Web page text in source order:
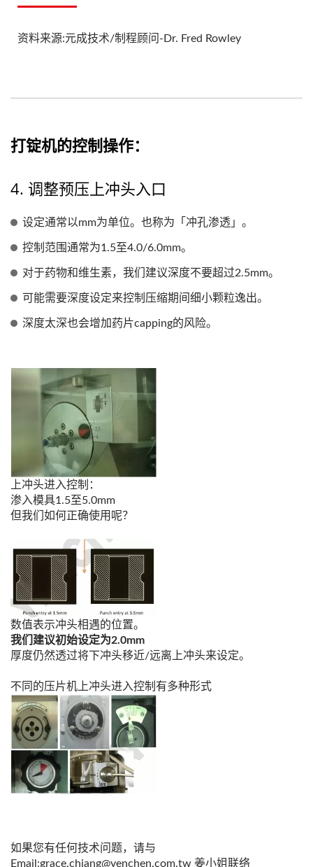
资料来源:元成技术/制程顾问-Dr. Fred Rowley
打锭机的控制操作：
4. 调整预压上冲头入口
设定通常以mm为单位。也称为「冲孔渗透」。
控制范围通常为1.5至4.0/6.0mm。
对于药物和维生素，我们建议深度不要超过2.5mm。
可能需要深度设定来控制压缩期间细小颗粒逸出。
深度太深也会增加药片capping的风险。
上冲头进入控制：
渗入模具1.5至5.0mm
但我们如何正确使用呢？
数值表示冲头相遇的位置。
我们建议初始设定为2.0mm
厚度仍然透过将下冲头移近/远离上冲头来设定。
不同的压片机上冲头进入控制有多种形式
如果您有任何技术问题，请与
Email:grace.chiang@yenchen.com.tw 姜小姐联络